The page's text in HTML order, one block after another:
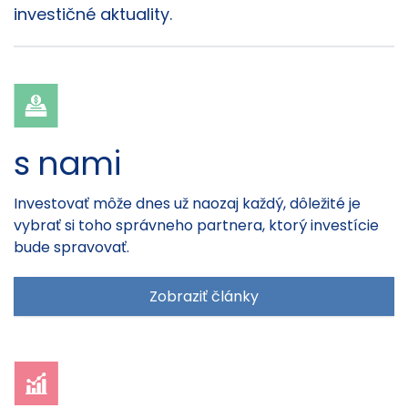
investičné aktuality.
s nami
Investovať môže dnes už naozaj každý, dôležité je
vybrať si toho správneho partnera, ktorý investície
bude spravovať.
Zobraziť články